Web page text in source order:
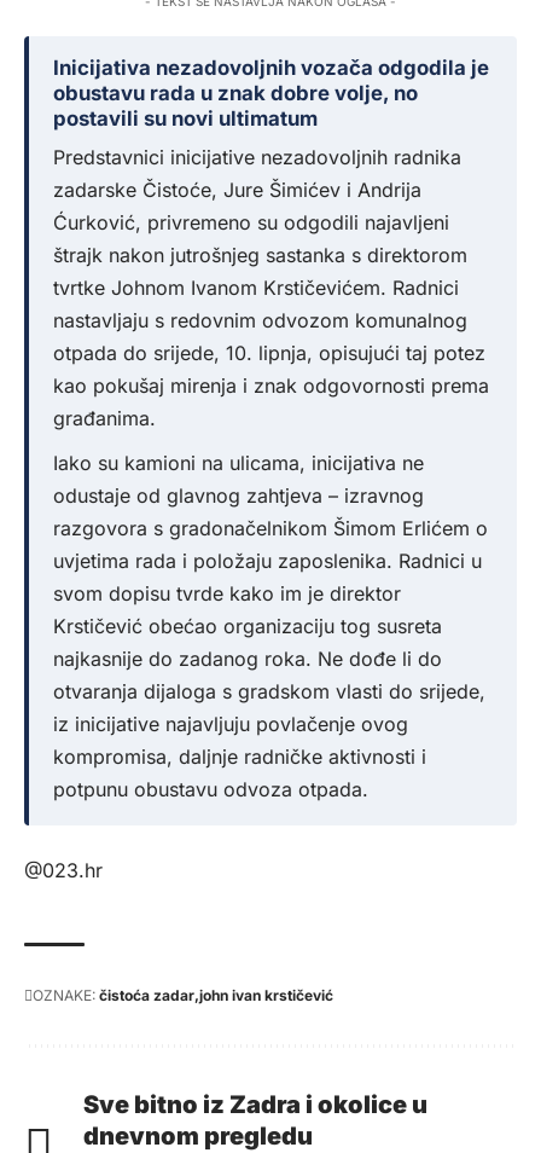
Inicijativa nezadovoljnih vozača odgodila je
obustavu rada u znak dobre volje, no
postavili su novi ultimatum
Predstavnici inicijative nezadovoljnih radnika
zadarske Čistoće, Jure Šimićev i Andrija
Ćurković, privremeno su odgodili najavljeni
štrajk nakon jutrošnjeg sastanka s direktorom
tvrtke Johnom Ivanom Krstičevićem. Radnici
nastavljaju s redovnim odvozom komunalnog
otpada do srijede, 10. lipnja, opisujući taj potez
kao pokušaj mirenja i znak odgovornosti prema
građanima.
Iako su kamioni na ulicama, inicijativa ne
odustaje od glavnog zahtjeva – izravnog
razgovora s gradonačelnikom Šimom Erlićem o
uvjetima rada i položaju zaposlenika. Radnici u
svom dopisu tvrde kako im je direktor
Krstičević obećao organizaciju tog susreta
najkasnije do zadanog roka. Ne dođe li do
otvaranja dijaloga s gradskom vlasti do srijede,
iz inicijative najavljuju povlačenje ovog
kompromisa, daljnje radničke aktivnosti i
potpunu obustavu odvoza otpada.
@023.hr
OZNAKE: čistoća zadar john ivan krstičević
Sve bitno iz Zadra i okolice u
dnevnom pregledu